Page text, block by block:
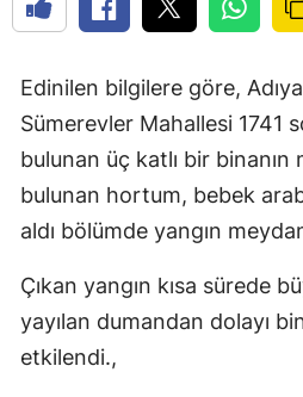
Edinilen bilgilere göre,
Sümerevler Mahallesi 1741
bulunan üç katlı bir
bulunan hortum, bebek
aldı bölümde yangın
Çıkan yangın kısa sürede
yayılan dumandan dolayı
etkilendi.,